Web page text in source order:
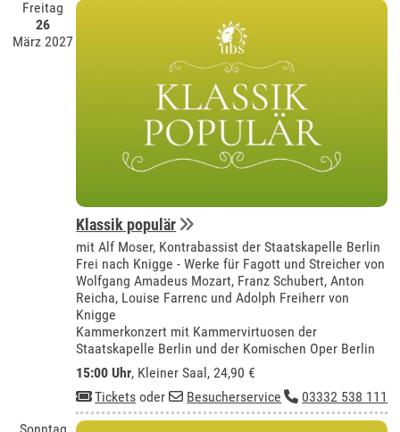
Freitag
26
März 2027
Klassik populär
mit Alf Moser, Kontrabassist der Staatskapelle Berlin
Frei nach Knigge - Werke für Fagott und Streicher von
Wolfgang Amadeus Mozart, Franz Schubert, Anton
Reicha, Louise Farrenc und Adolph Freiherr von
Knigge
Kammerkonzert mit Kammervirtuosen der
Staatskapelle Berlin und der Komischen Oper Berlin
15:00 Uhr, Kleiner Saal , 24,90 €
Tickets oder Besucherservice
03332 538 111